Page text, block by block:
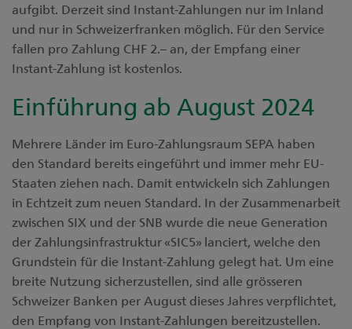
aufgibt. Derzeit sind Instant-Zahlungen nur im Inland
und nur in Schweizerfranken möglich. Für den Service
fallen pro Zahlung CHF 2.– an, der Empfang einer
Instant-Zahlung ist kostenlos.
Einführung ab August 2024
Mehrere Länder im Euro-Zahlungsraum SEPA haben
den Standard bereits eingeführt und immer mehr EU-
Staaten ziehen nach. Damit entwickeln sich Zahlungen
in Echtzeit zum neuen Standard. In der Zusammenarbeit
zwischen SIX und der SNB wurde die neue Generation
der Zahlungsinfrastruktur «SIC5» lanciert, welche den
Grundstein für die Instant-Zahlung gelegt hat. Um eine
breite Nutzung sicherzustellen, sind alle grösseren
Schweizer Banken per August dieses Jahres verpflichtet,
den Empfang von Instant-Zahlungen bereitzustellen.